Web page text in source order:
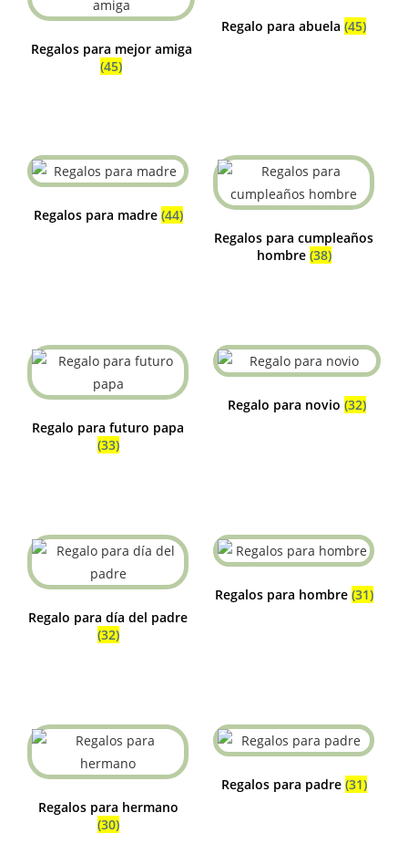
Regalos para mejor amiga
(45)
Regalo para abuela (45)
Regalos para madre (44)
Regalos para cumpleaños
hombre (38)
Regalo para futuro papa
(33)
Regalo para novio (32)
Regalo para día del padre
(32)
Regalos para hombre (31)
Regalos para hermano
(30)
Regalos para padre (31)